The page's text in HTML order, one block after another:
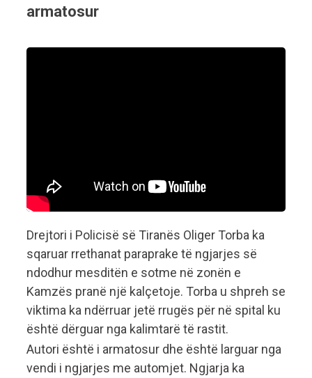
armatosur
Drejtori i Policisë së Tiranës Oliger Torba ka
sqaruar rrethanat paraprake të ngjarjes së
ndodhur mesditën e sotme në zonën e
Kamzës pranë një kalçetoje. Torba u shpreh se
viktima ka ndërruar jetë rrugës për në spital ku
është dërguar nga kalimtarë të rastit.
Autori është i armatosur dhe është larguar nga
vendi i ngjarjes me automjet. Ngjarja ka